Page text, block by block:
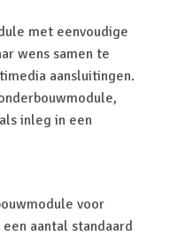
met eenvoudige
wens samen te
aansluitingen.
inleg in een
voor
aantal standaard